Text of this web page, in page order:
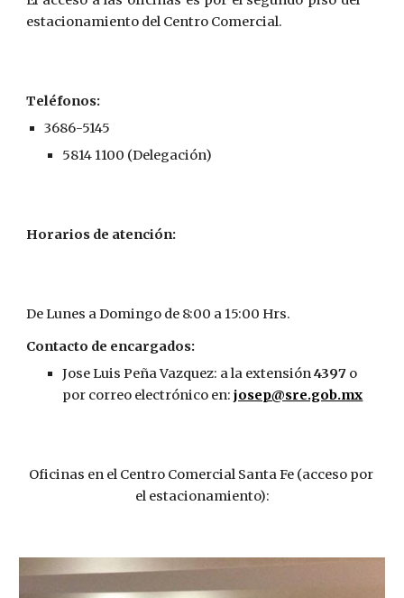
estacionamiento del Centro Comercial.
Teléfonos:
3686-5145
5814 1100 (Delegación)
Horarios de atención:
De Lunes a Domingo de 8:00 a 15:00 Hrs.
Contacto de encargados:
Jose Luis Peña Vazquez: a la extensión 4397 o
por correo electrónico en: josep@sre.gob.mx
Oficinas en el Centro Comercial Santa Fe (acceso por
el estacionamiento):